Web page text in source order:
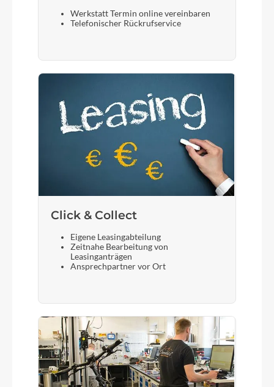
Werkstatt Termin online vereinbaren
Telefonischer Rückrufservice
Click & Collect
Eigene Leasingabteilung
Zeitnahe Bearbeitung von
Leasinganträgen
Ansprechpartner vor Ort